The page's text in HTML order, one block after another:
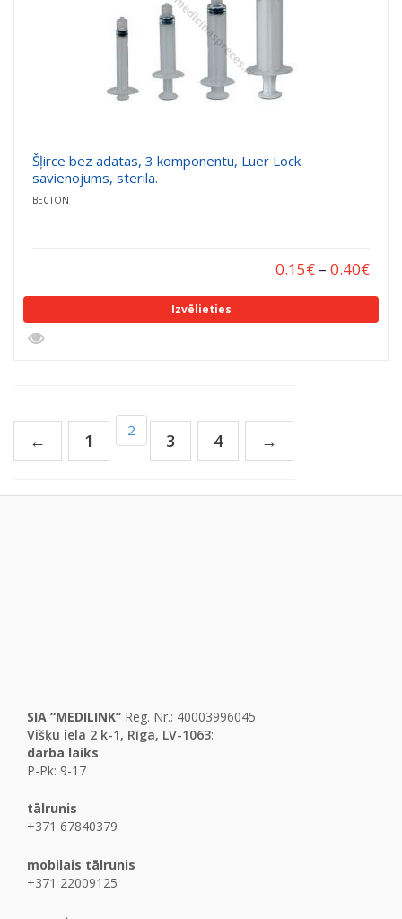
Šļirce bez adatas, 3 komponentu, Luer Lock
savienojums, sterila.
BECTON
0.15€ – 0.40€
Izvēlieties
← 1 2 3 4 →
SIA “MEDILINK” Reg. Nr.: 40003996045
Višķu iela 2 k-1, Rīga, LV-1063:
darba laiks
P-Pk: 9-17
tālrunis
+371 67840379
mobilais tālrunis
+371 22009125